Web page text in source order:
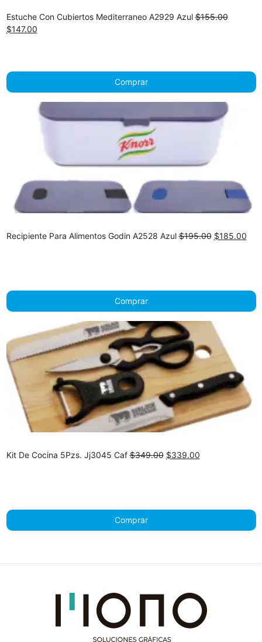
Estuche Con Cubiertos Mediterraneo A2929 Azul$155.00
Original
$147.00Current
Comprar
Recipiente Para Alimentos Godin A2528 Azul$195.00 Original
$185.00
Comprar
Kit De Cocina 5Pzs. Jj3045 Caf$349.00 Original
$339.00Current
Comprar